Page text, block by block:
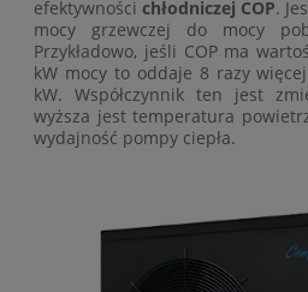
efektywności chłodniczej COP.
mocy grzewczej do mocy
Przykładowo, jeśli COP ma
kW mocy to oddaje 8 razy
kW. Współczynnik ten jest
wyższa jest temperatura
wydajność pompy ciepła.